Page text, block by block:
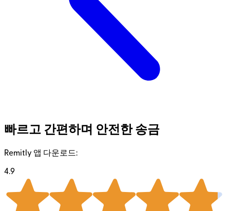
빠르고 간편하며 안전한 송금
Remitly 앱 다운로드:
4.9